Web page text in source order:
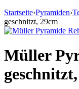
Startseite›Pyramiden›
geschnitzt, 29cm
Müller